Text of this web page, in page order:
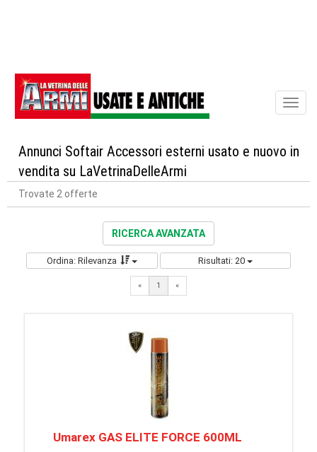
Annunci Softair Accessori esterni usato e nuovo in
vendita su LaVetrinaDelleArmi
Trovate 2 offerte
RICERCA AVANZATA
Ordina: Rilevanza Risultati: 20
« 1 «
Umarex GAS ELITE FORCE 600ML